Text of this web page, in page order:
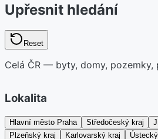
Upřesnit hledání
Reset
Celá ČR — byty, domy, pozemky,
Lokalita
Hlavní město Praha Středočeský kraj
Plzeňský kraj
Karlovarský kraj